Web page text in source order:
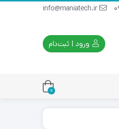
ورود | ثبت‌نام
0